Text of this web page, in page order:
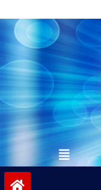
to
content